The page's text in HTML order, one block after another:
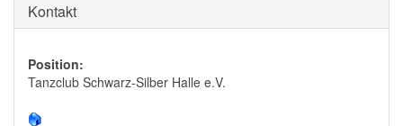
Kontakt
Position:
Tanzclub Schwarz-Silber Halle e.V.